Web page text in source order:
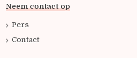
Neem contact op
Pers
Contact